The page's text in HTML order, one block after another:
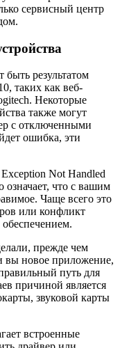
сервисный центр
результатом
таких как веб-
Некоторые
также могут
с отключенными
ошибка, эти
Not Handled
означает, что с вашим
Чаще всего это
или конфликт
прежде чем
вы новое приложение,
путь для
причиной является
звуковой карты
встроенные